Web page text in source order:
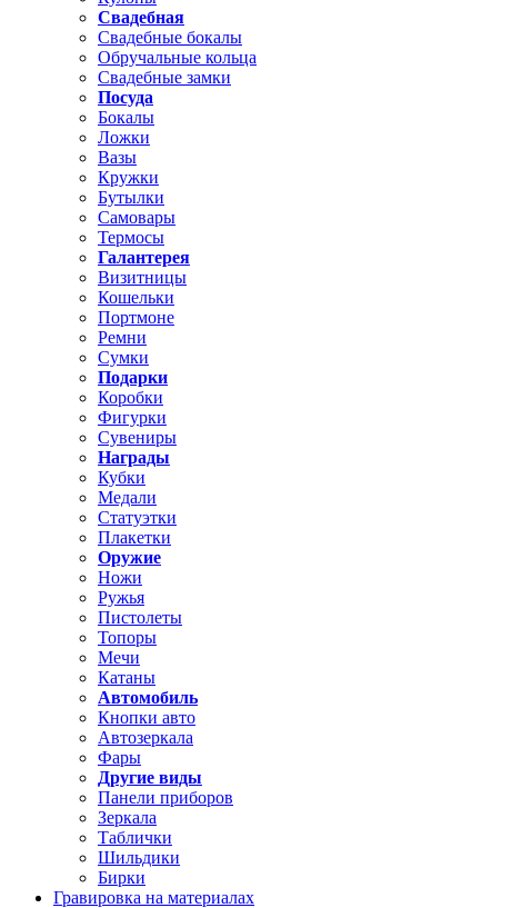
Свадебная
Свадебные бокалы
Обручальные кольца
Свадебные замки
Посуда
Бокалы
Ложки
Вазы
Кружки
Бутылки
Самовары
Термосы
Галантерея
Визитницы
Кошельки
Портмоне
Ремни
Сумки
Подарки
Коробки
Фигурки
Сувениры
Награды
Кубки
Медали
Статуэтки
Плакетки
Оружие
Ножи
Ружья
Пистолеты
Топоры
Мечи
Катаны
Автомобиль
Кнопки авто
Автозеркала
Фары
Другие виды
Панели приборов
Зеркала
Таблички
Шильдики
Бирки
Гравировка на материалах